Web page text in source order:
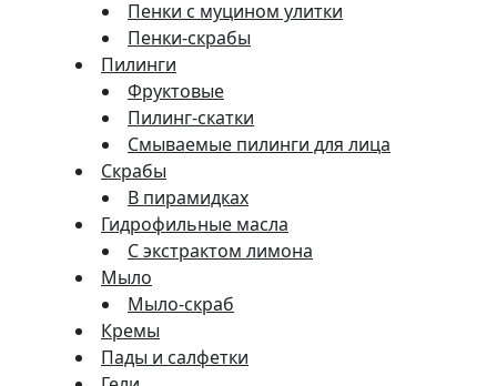
Пенки с муцином улитки
Пенки-скрабы
Пилинги
Фруктовые
Пилинг-скатки
Смываемые пилинги для лица
Скрабы
В пирамидках
Гидрофильные масла
С экстрактом лимона
Мыло
Мыло-скраб
Кремы
Пады и салфетки